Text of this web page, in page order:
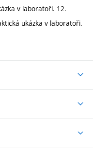
v laboratoři. 12.
ukázka v laboratoři.